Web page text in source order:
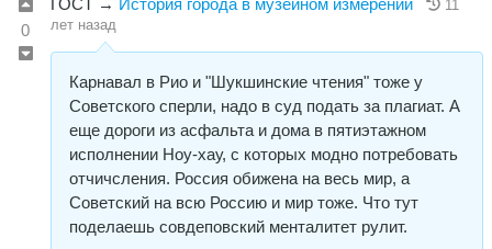
0
11
лет назад
Карнавал в Рио и "Шукшинские чтения" тоже у
Советского сперли, надо в суд подать за плагиат. А
еще дороги из асфальта и дома в пятиэтажном
исполнении Ноу-хау, с которых модно потребовать
отчичсления. Россия обижена на весь мир, а
Советский на всю Россию и мир тоже. Что тут
поделаешь совдеповский менталитет рулит.